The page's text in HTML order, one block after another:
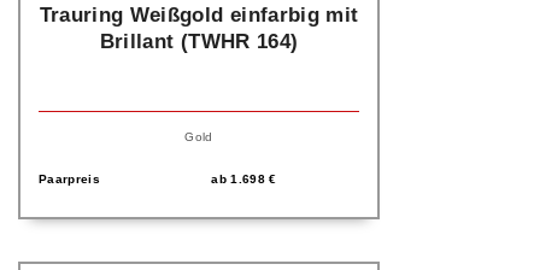
Trauring Weißgold einfarbig mit
Brillant (TWHR 164)
Gold
Paarpreis ab1.698€